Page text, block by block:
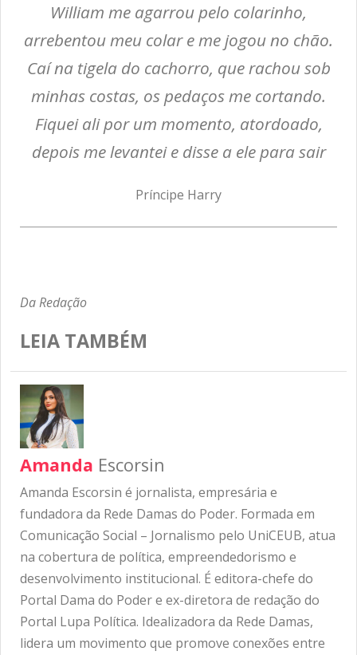
William me agarrou pelo colarinho,
arrebentou meu colar e me jogou no chão.
Caí na tigela do cachorro, que rachou sob
minhas costas, os pedaços me cortando.
Fiquei ali por um momento, atordoado,
depois me levantei e disse a ele para sair
Príncipe Harry
Da Redação
LEIA TAMBÉM
Amanda Escorsin
Amanda Escorsin é jornalista, empresária e
fundadora da Rede Damas do Poder. Formada em
Comunicação Social – Jornalismo pelo UniCEUB, atua
na cobertura de política, empreendedorismo e
desenvolvimento institucional. É editora-chefe do
Portal Dama do Poder e ex-diretora de redação do
Portal Lupa Política. Idealizadora da Rede Damas,
lidera um movimento que promove conexões entre